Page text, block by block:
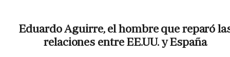
Eduardo Aguirre, el hombre que reparó
relaciones entre EE.UU. y España